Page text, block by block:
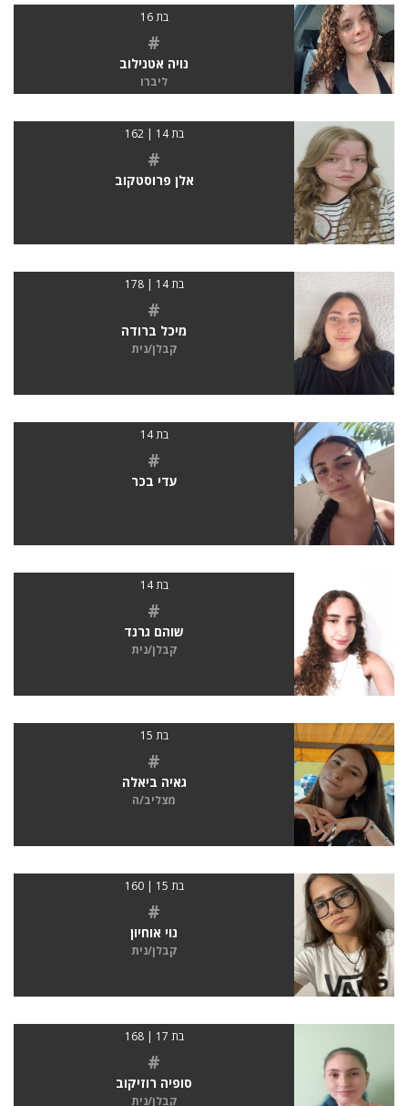
בת 16
#
נויה אטנילוב
ליברו
בת 14 | 162
#
אלן פרוסטקוב
בת 14 | 178
#
מיכל ברודה
קבלן/נית
בת 14
#
עדי בכר
בת 14
#
שוהם גרנד
קבלן/נית
בת 15
#
גאיה ביאלה
מצליב/ה
בת 15 | 160
#
נוי אוחיון
קבלן/נית
בת 17 | 168
#
סופיה רוזיקוב
קבלן/נית